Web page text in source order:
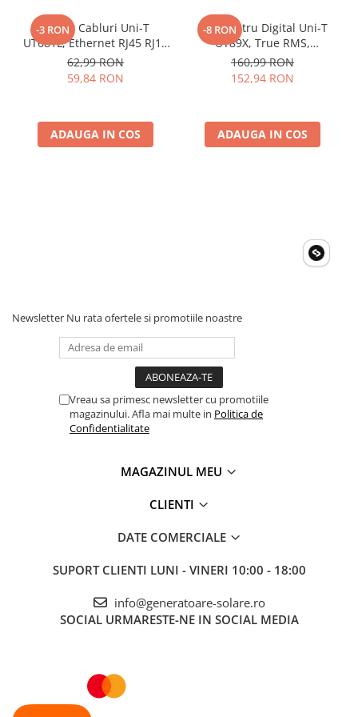
Greutatea produsului (fara baterii): 185 g
Certificat CE
-3 RON
Tester Cabluri Uni-T
UT681L, Ethernet RJ45 RJ11
BNC, Continuitate,
Scurtcircuit, Incrucisate
62,99 RON
59,84 RON
ADAUGA IN COS
-8 RON
Multimetru Digital Uni-T
UT89X, True RMS,
Temperatura 1000°C,
Frecventa, NCV, CAT III
160,99 RON
152,94 RON
ADAUGA IN COS
Newsletter Nu rata ofertele si promotiile noastre
Vreau sa primesc newsletter cu promotiile
magazinului. Afla mai multe in Politica de
Confidentialitate
MAGAZINUL MEU
CLIENTI
DATE COMERCIALE
SUPORT CLIENTI LUNI - VINERI 10:00 - 18:00
info@generatoare-solare.ro
SOCIAL URMARESTE-NE IN SOCIAL MEDIA